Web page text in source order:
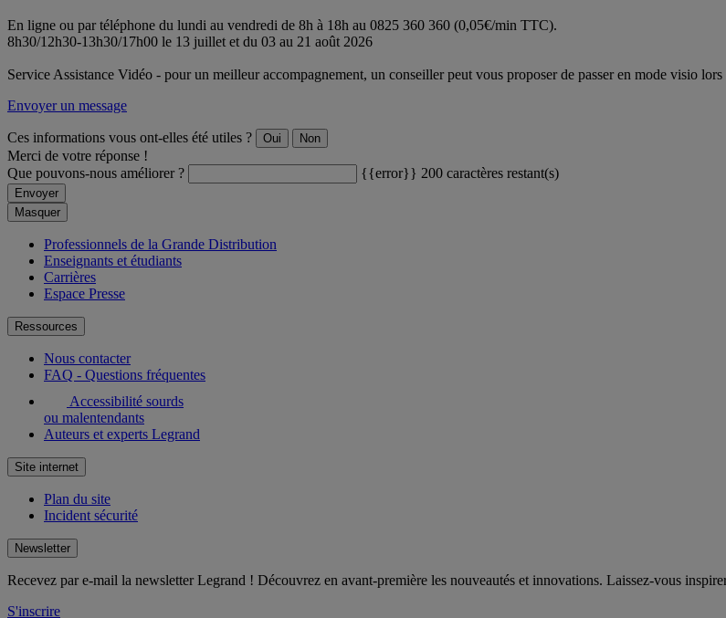
En ligne ou par téléphone du lundi au vendredi de 8h à 18h au 0825 360 360 (0,05€/min TTC).
8h30/12h30-13h30/17h00 le 13 juillet et du 03 au 21 août 2026
Service Assistance Vidéo - pour un meilleur accompagnement, un conseiller peut vous proposer de passer en mode visio
Envoyer un message
Ces informations vous ont-elles été utiles ? Oui Non
Merci de votre réponse !
Que pouvons-nous améliorer ?
{{error}} 200 caractères restant(s)
Envoyer
Masquer
Professionnels de la Grande Distribution
Enseignants et étudiants
Carrières
Espace Presse
Ressources
Nous contacter
FAQ - Questions fréquentes
Accessibilité sourds
ou malentendants
Auteurs et experts Legrand
Site internet
Plan du site
Incident sécurité
Newsletter
Recevez par e-mail la newsletter Legrand ! Découvrez en avant-première les nouveautés et innovations. Laissez-vous
S'inscrire